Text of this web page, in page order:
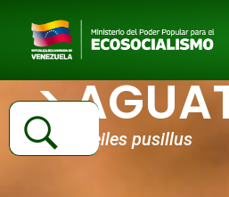
>
Chordeiles pusillus